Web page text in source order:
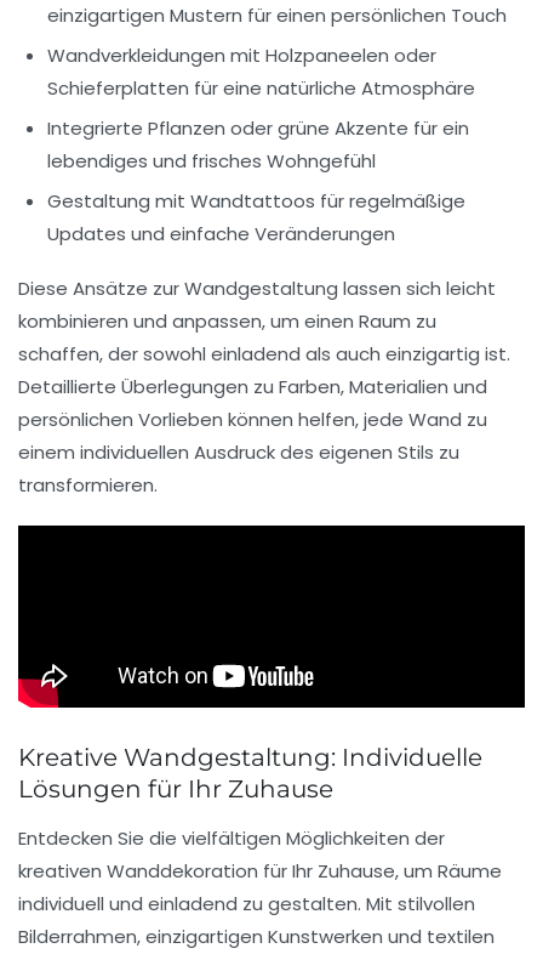
einzigartigen Mustern für einen persönlichen Touch
Wandverkleidungen mit Holzpaneelen oder
Schieferplatten für eine natürliche Atmosphäre
Integrierte Pflanzen odergrüne Akzente für ein
lebendiges und frisches Wohngefühl
Gestaltung mit Wandtattoos für regelmäßige
Updates und einfache Veränderungen
Diese Ansätze zur Wandgestaltung lassen sich leicht
kombinieren und anpassen, um einen Raum zu
schaffen, der sowohl einladend als auch einzigartig ist.
Detaillierte Überlegungen zu Farben, Materialien und
persönlichen Vorlieben können helfen, jede Wand zu
einem individuellen Ausdruck des eigenen Stils zu
transformieren.
Kreative Wandgestaltung: Individuelle
Lösungen für Ihr Zuhause
Entdecken Sie die vielfältigen Möglichkeiten der
kreativen Wanddekoration für Ihr Zuhause, um Räume
individuell und einladend zu gestalten. Mit stilvollen
Bilderrahmen, einzigartigen Kunstwerken und textilen